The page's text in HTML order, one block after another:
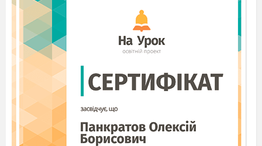
Viber
Microsoft Word
Instagram